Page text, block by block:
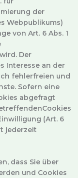
der
Webpublikums)
von Art. 6 Abs. 1
Der
Interesse an der
fehlerfreien und
Sofern eine
abgefragt
(Art. 6
jederzeit
dass Sie über
und Cookies